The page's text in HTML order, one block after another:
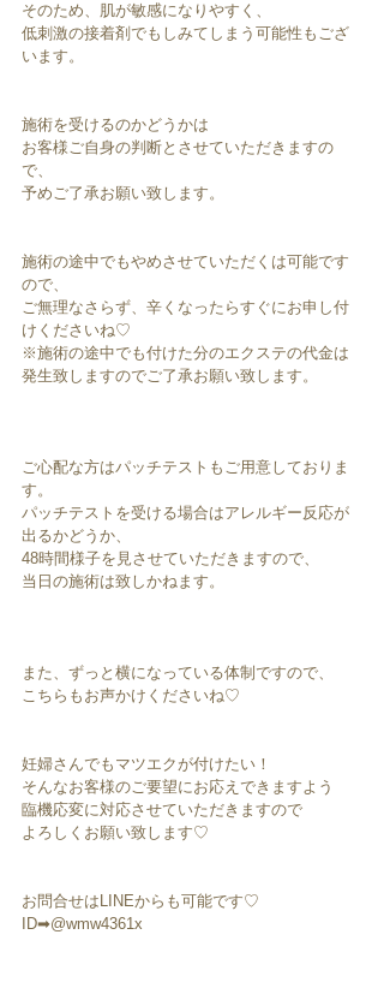
そのため、肌が敏感になりやすく、
低刺激の接着剤でもしみてしまう可能性もござ
います。
施術を受けるのかどうかは
お客様ご自身の判断とさせていただきますの
で、
予めご了承お願い致します。
施術の途中でもやめさせていただくは可能です
ので、
ご無理なさらず、辛くなったらすぐにお申し付
けくださいね♡
※施術の途中でも付けた分のエクステの代金は
発生致しますのでご了承お願い致します。
ご心配な方はパッチテストもご用意しておりま
す。
パッチテストを受ける場合はアレルギー反応が
出るかどうか、
48時間様子を見させていただきますので、
当日の施術は致しかねます。
また、ずっと横になっている体制ですので、
こちらもお声かけくださいね♡
妊婦さんでもマツエクが付けたい！
そんなお客様のご要望にお応えできますよう
臨機応変に対応させていただきますので
よろしくお願い致します♡
お問合せはLINEからも可能です♡
ID➡@wmw4361x